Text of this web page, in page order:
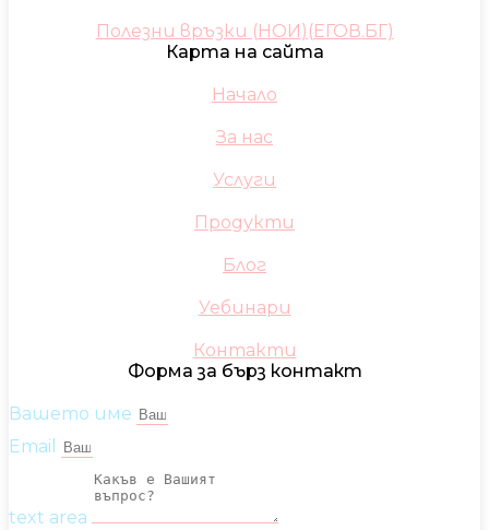
Полезни връзки (НОИ)(ЕГОВ.БГ)
Карта на сайта
Начало
За нас
Услуги
Продукти
Блог
Уебинари
Контакти
Форма за бърз контакт
Вашето име
Email
text area